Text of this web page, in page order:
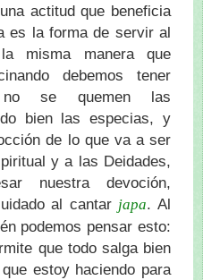
actitud que beneficia
es la forma de servir al
misma manera que
debemos tener
se quemen las
bien las especias, y
de lo que va a ser
y a las Deidades,
nuestra devoción,
al cantar japa. Al
podemos pensar esto:
que todo salga bien
estoy haciendo para